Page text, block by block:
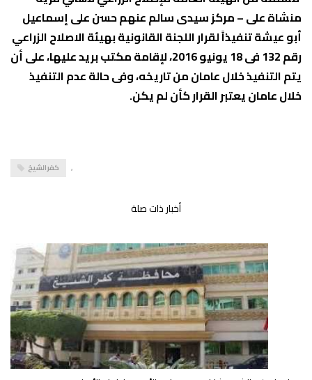
منشاة على – مركز سيدى سالم عنهم حسن على إسماعيل
أبو عيشة تنفيذاً لقرار اللجنة القانونية بهيئة الاصلاح الزراعي
رقم 132 فى 18 يونيو 2016، لإقامة مكتب بريد عليها، على أن
يتم التنفيذ خلال عامان من تاريخه، وفى حالة عدم التنفيذ
خلال عامان يعتبر القرار كأن لم يكن.
كفرالشيخ ,
أخبار ذات صلة